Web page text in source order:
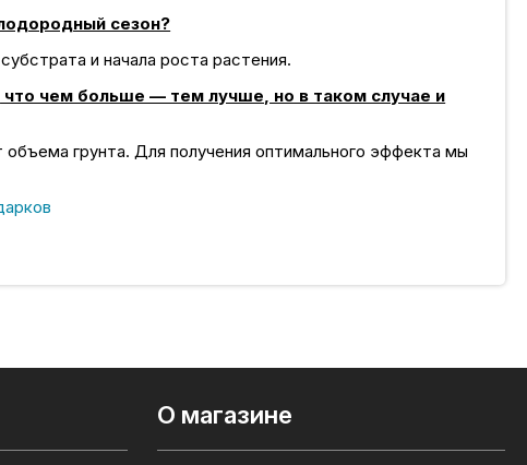
сезон?
и начала роста растения.
чем больше — тем лучше, но в таком случае и
грунта. Для получения оптимального эффекта мы
О магазине